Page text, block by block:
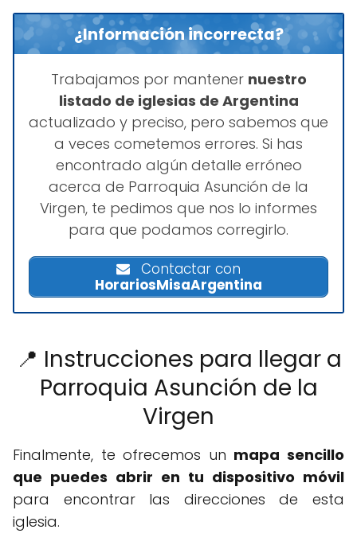
¿Información incorrecta?
Trabajamos por mantener nuestro
listado de iglesias de Argentina
actualizado y preciso, pero sabemos que
a veces cometemos errores. Si has
encontrado algún detalle erróneo
acerca de Parroquia Asunción de la
Virgen, te pedimos que nos lo informes
para que podamos corregirlo.
Contactar con
HorariosMisaArgentina
📍 Instrucciones para llegar a
Parroquia Asunción de la
Virgen
Finalmente, te ofrecemos un mapa sencillo
que puedes abrir en tu dispositivo móvil
para encontrar las direcciones de esta
iglesia.